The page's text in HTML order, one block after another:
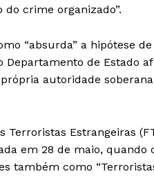
crime organizado”.
“absurda” a hipótese
de Estado
autoridade
Terroristas Estrangeiras
em 28 de maio, quando
também como